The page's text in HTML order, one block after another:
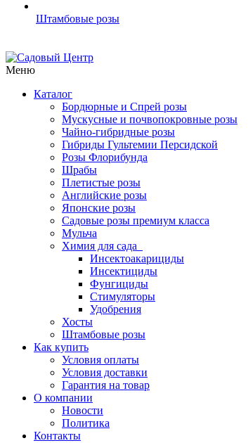
Штамбовые розы
Меню
Каталог
Бордюрные и Спрей розы
Мускусные и почвопокровные розы
Чайно-гибридные розы
Гибриды Гультемии Персидской
Розы Флорибунда
Шрабы
Плетистые розы
Английские розы
Японские розы
Садовые розы премиум класса
Мульча
Химия для сада
Инсектоакарициды
Инсектициды
Фунгициды
Стимуляторы
Удобрения
Хосты
Штамбовые розы
Как купить
Условия оплаты
Условия доставки
Гарантия на товар
О компании
Новости
Политика
Контакты